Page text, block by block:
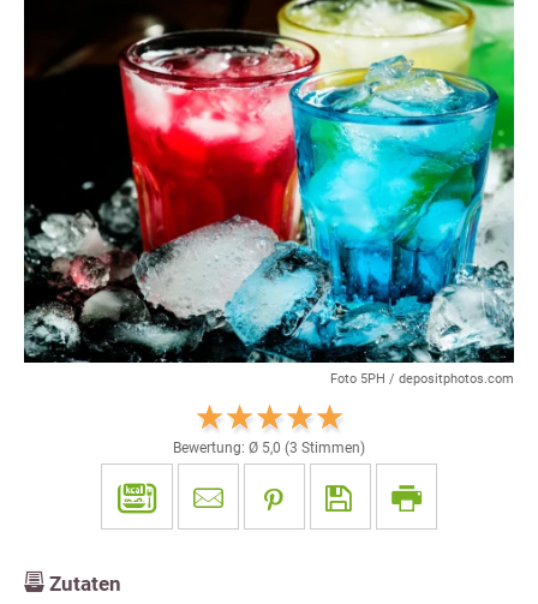
Foto 5PH / depositphotos.com
Bewertung: Ø 5,0 (3 Stimmen)
Zutaten